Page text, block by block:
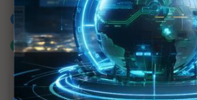
加入已選取到「關鍵字追蹤」
什麼是「關鍵字追蹤」
議題精選－AI EXPO Taiwan